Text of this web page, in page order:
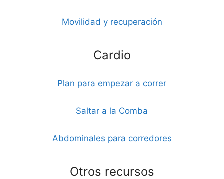
Movilidad y recuperación
Cardio
Plan para empezar a correr
Saltar a la Comba
Abdominales para corredores
Otros recursos